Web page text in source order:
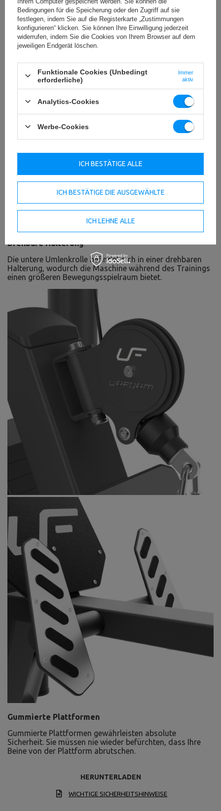
120 kg Gewichtsstapel
Gewicht. Die Gewichte sind in Kilogramm und Pfund
angegeben. Der Steckstift besteht aus Aluminium und
Drehbare Halterung
Die untere Umlenkrolle befindet sich in einer drehbaren
Halterung, wodurch die Maschine während des Trainings
einen größeren Bewegungsspielraum bietet.
Gummierte Plattformen
Gummierte Plattformen gewährleisten absolute
Sicherheit. Sie müssen nie wieder befürchten, dass Ihre
Beine von der Plattform abrutschen.
HERUNTERLADEN
WICHTIGE SICHERHEITSHINWEISE
Bedingungen für die Speicherung oder den Zugriff auf sie
festlegen, indem Sie auf die Registerkarte „Zustimmungen
konfigurieren“ klicken. Sie können Ihre Einwilligung jederzeit
widerrufen, indem Sie die Cookies von Ihrem Browser auf dem
jeweiligen Endgerät löschen.
Funktionale Cookies (Unbedingt
erforderliche)
Immer
aktiv
Analytics-Cookies
Werbe-Cookies
ICH BESTÄTIGE DIE AUSGEWÄHLTE
ICH LEHNE ALLE
ICH BESTÄTIGE ALLE